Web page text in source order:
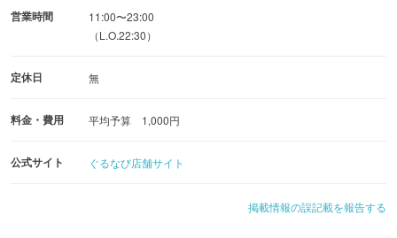
営業時間
11:00〜23:00
（L.O.22:30）
定休日 無
料金・費用 平均予算 1,000円
公式サイト ぐるなび店舗サイト
掲載情報の誤記載を報告する